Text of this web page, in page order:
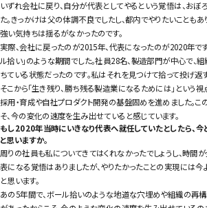
いずれ会社に戻り、自分が代表としてやるという覚悟は、おぼ
た。きっかけは父の体調不良でしたし、都内でやりたいこともあ
強い気持ちは揺るがなかったのです。
実際、会社に戻ったのが2015年、代表になったのが2020年で
ル拾い」のような期間でした。社員28名、製造部門が中心で、
ちている状態だったのです。私はそれを見つけて拾って投げ返
そこから「生き残り、勝ち残る製造業になるためには」という
採用・育成や自社プロダクト開発の基盤固めを進めました。
そ、今の変化の速度を生み出せていると感じています。
もし2020年当時にいきなり代表へ就任していたとしたら、今
と思いますか。
周りの社員も私についてきてはくれなかったでしょうし、時間
表になる覚悟はありましたが、やりたかったことの実現には今
と思います。
あの5年間で、ボール拾いのような地道な穴埋めや組織の再